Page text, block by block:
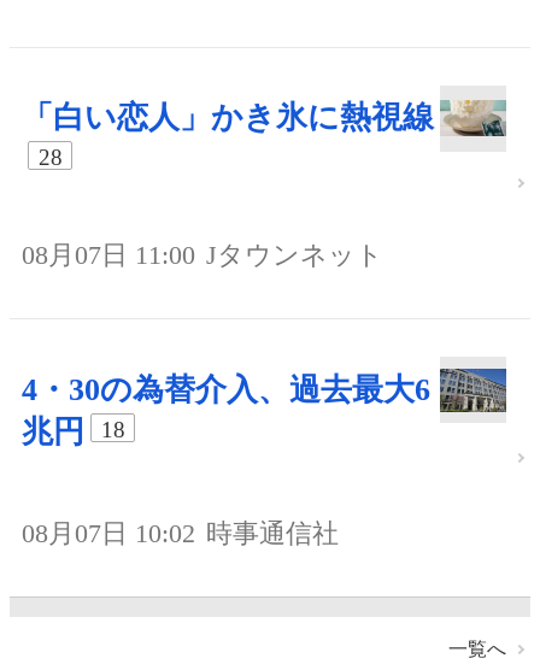
「白い恋人」かき氷に熱視線
28
08月07日 11:00 Jタウンネット
4・30の為替介入、過去最大6
兆円
18
08月07日 10:02 時事通信社
一覧へ